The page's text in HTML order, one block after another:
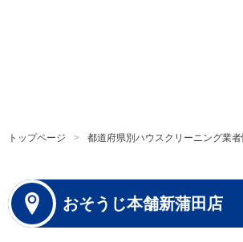
トップページ 都道府県別ハウスクリーニング業者
おそうじ本舗新蒲田店